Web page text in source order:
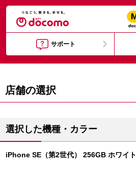
サポート
店舗の選択
選択した機種・カラー
iPhone SE（第2世代） 256GB ホワイト